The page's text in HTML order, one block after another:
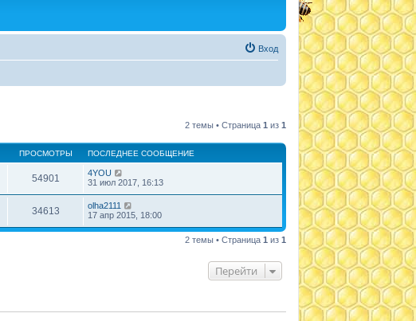
Вход
2 темы • Страница 1 из 1
ПРОСМОТРЫ ПОСЛЕДНЕЕ СООБЩЕНИЕ
54901
4YOU
31 июл 2017, 16:13
34613
olha2111
17 апр 2015, 18:00
2 темы • Страница 1 из 1
Перейти